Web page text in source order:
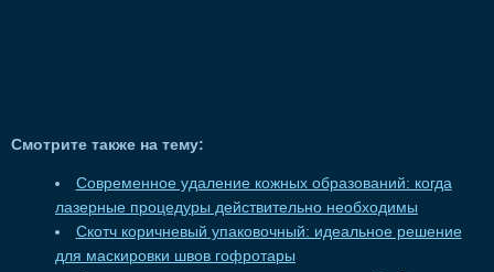
Смотрите также на тему:
Современное удаление кожных образований: когда
лазерные процедуры действительно необходимы
Скотч коричневый упаковочный: идеальное решение
для маскировки швов гофротары